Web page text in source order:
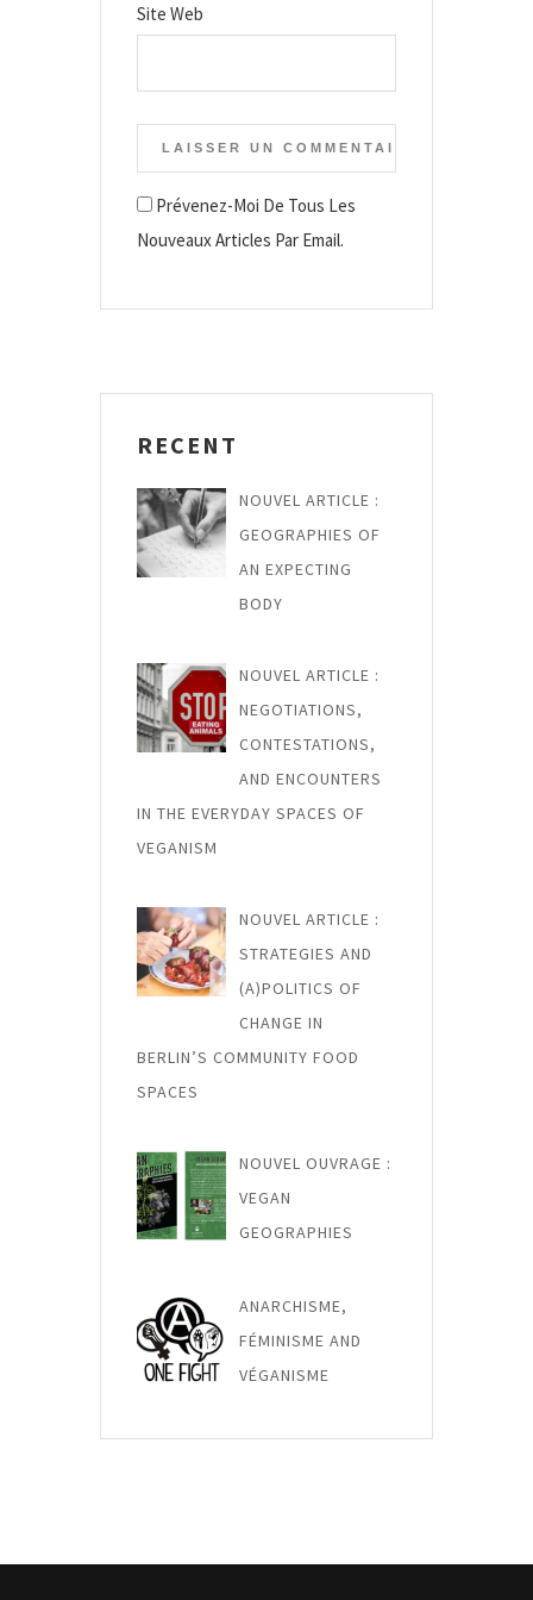
Site Web
Prévenez-Moi De Tous Les
Nouveaux Articles Par Email.
RECENT
NOUVEL ARTICLE :
GEOGRAPHIES OF
AN EXPECTING
BODY
NOUVEL ARTICLE :
NEGOTIATIONS,
CONTESTATIONS,
AND ENCOUNTERS
IN THE EVERYDAY SPACES OF
VEGANISM
NOUVEL ARTICLE :
STRATEGIES AND
(A)POLITICS OF
CHANGE IN
BERLIN’S COMMUNITY FOOD
SPACES
NOUVEL OUVRAGE :
VEGAN
GEOGRAPHIES
ANARCHISME,
FÉMINISME AND
VÉGANISME